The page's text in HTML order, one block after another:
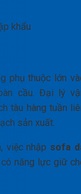
khẩu
phụ thuộc lớn
cầu. Đại lý
tàu hàng tuần
sản xuất.
việc nhập sofa
năng lực giữ